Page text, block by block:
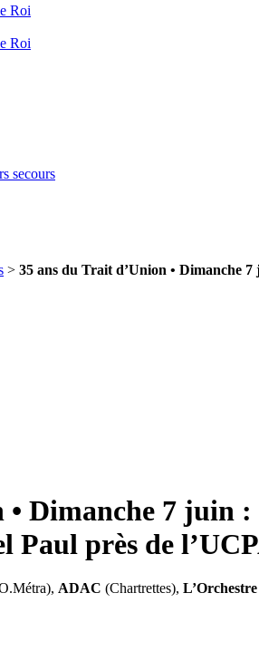
Roi
Roi
secours
> 35 ans du Trait d’Union • Dimanche
Dimanche 7 juin
Paul près de
ADAC (Chartrettes),